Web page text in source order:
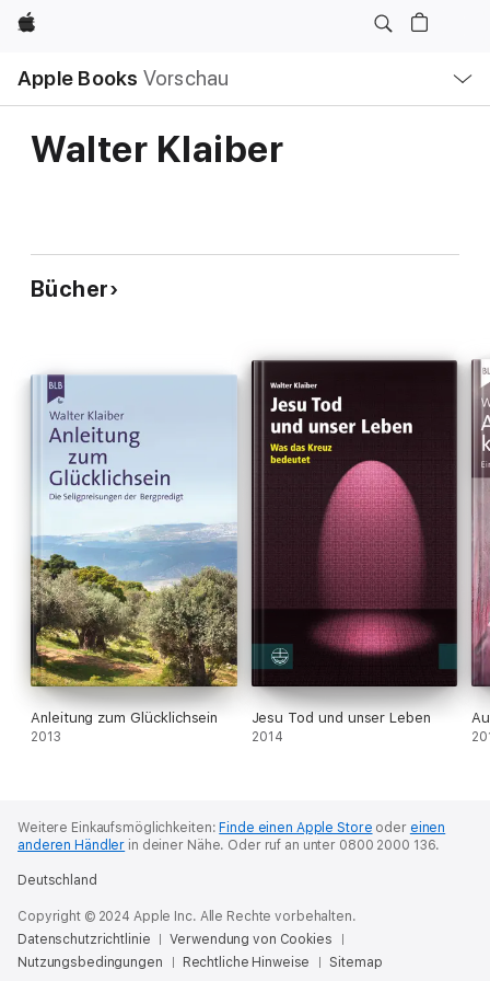
Apple
Apple Books Vorschau
Navigation
Menü
öffnen
Walter Klaiber
Bücher
Anleitung zum Glücklichsein
2013
Jesu Tod und unser Leben
2014
Weitere Einkaufsmöglichkeiten: Finde einen Apple Store oder einen
anderen Händler in deiner Nähe. Oder ruf an unter 0800 2000 136.
Deutschland
Copyright © 2024 Apple Inc. Alle Rechte vorbehalten.
Datenschutzrichtlinie
Verwendung von Cookies
Nutzungsbedingungen
Rechtliche Hinweise Sitemap